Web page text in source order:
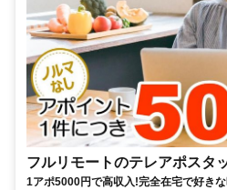
フルリモートのテレアポスタ
1アポ5000円で高収入!完全在宅で好き